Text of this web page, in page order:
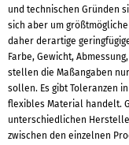
und technischen Gründen
sich aber um
daher derartige
Farbe, Gewicht,
stellen die Maßangaben
sollen. Es gibt Toleranzen
flexibles Material handelt.
unterschiedlichen
zwischen den einzelnen